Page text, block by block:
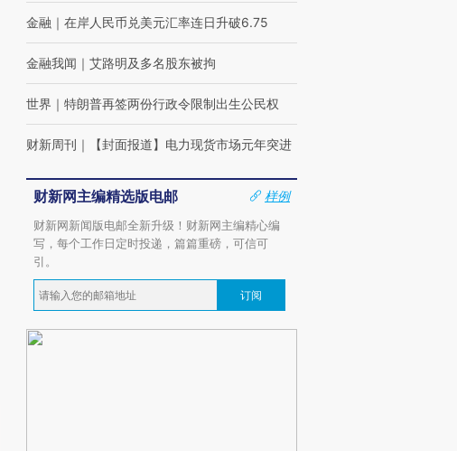
金融 ｜ 在岸人民币兑美元汇率连日升破6.75
金融我闻 ｜ 艾路明及多名股东被拘
世界 ｜ 特朗普再签两份行政令限制出生公民权
财新周刊 ｜ 【封面报道】电力现货市场元年突进
财新网主编精选版电邮
样例
财新网新闻版电邮全新升级！财新网主编精心编
写，每个工作日定时投递，篇篇重磅，可信可
引。
订阅